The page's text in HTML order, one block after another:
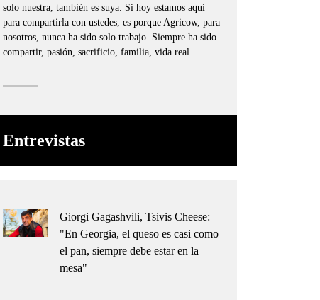
solo nuestra, también es suya. Si hoy estamos aquí
para compartirla con ustedes, es porque Agricow, para
nosotros, nunca ha sido solo trabajo. Siempre ha sido
compartir, pasión, sacrificio, familia, vida real.
Entrevistas
Giorgi Gagashvili, Tsivis Cheese:
"En Georgia, el queso es casi como
el pan, siempre debe estar en la
mesa"